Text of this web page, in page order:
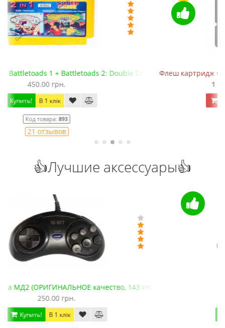
Флеш картридж Сега Мега Драйв 2 (EverDrive MD V.х2, +SD)
Купить!
👍Лучшие аксессуары👍
Видеокабель AV для Сега
Купить!